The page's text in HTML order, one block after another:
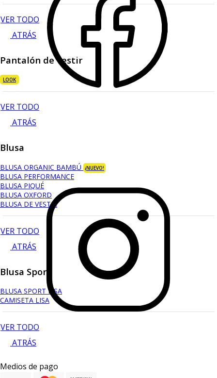
VER TODO
ATRÁS
Pantalón de vestir
LOOK
VER TODO
ATRÁS
Blusa
BLUSA ORGANIC BAMBÚ ¡NUEVO!
BLUSA PERFORMANCE
BLUSA PIQUÉ
BLUSA OXFORD
BLUSA DE VESTIR
VER TODO
ATRÁS
Blusa Sport
BLUSA SPORT LISA
CAMISETA LISA
VER TODO
ATRÁS
Medios de pago